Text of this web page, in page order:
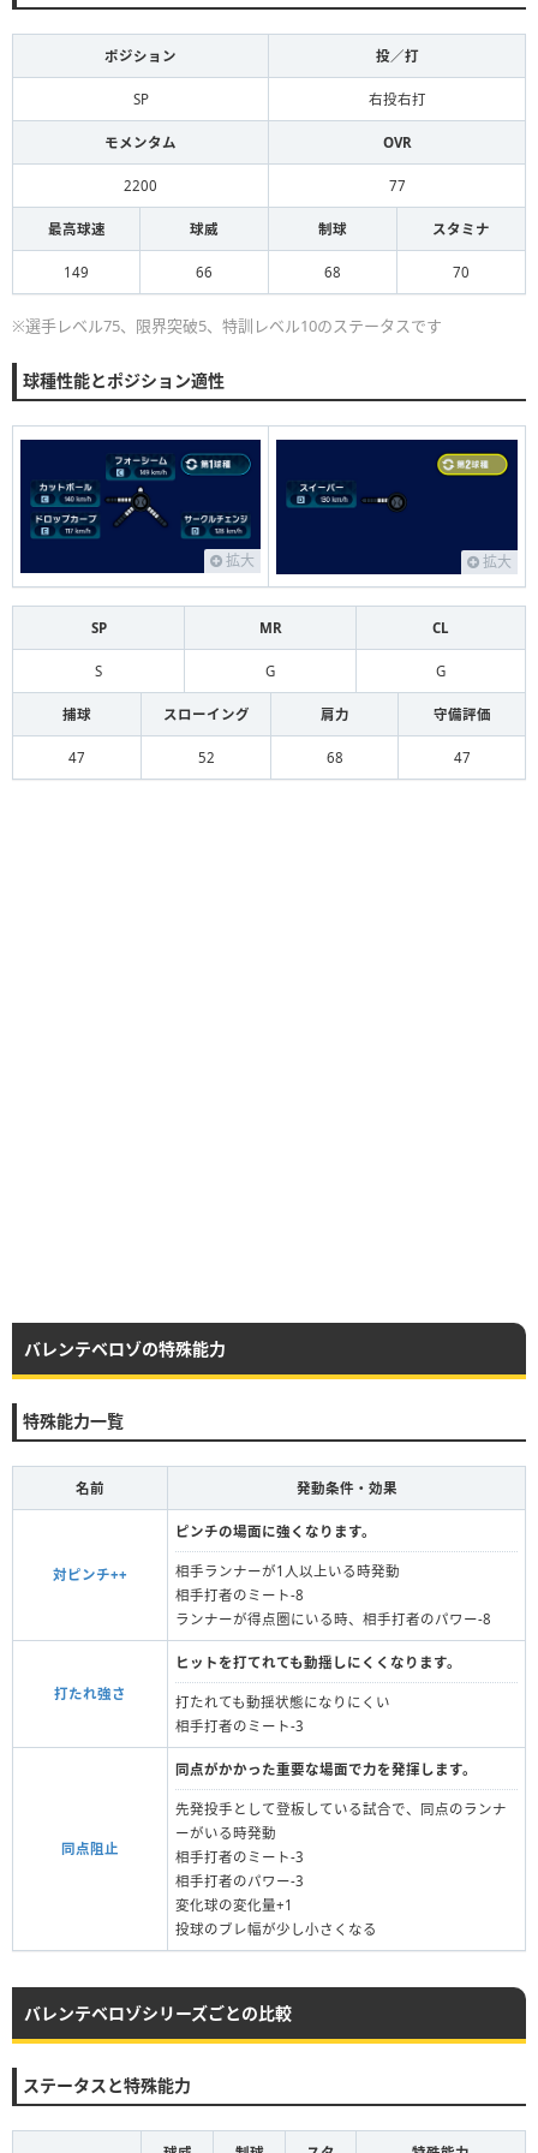
ポジション 投／打
SP 右投右打
モメンタム OVR
2200 77
最高球速 球威 制球 スタミナ
149 66 68 70
※選手レベル75、限界突破5、特訓レベル10のステータスです
球種性能とポジション適性
拡大 拡大
SP MR CL
S G G
捕球 スローイング 肩力 守備評価
47 52 68 47
バレンテベロゾの特殊能力
特殊能力一覧
名前 発動条件・効果
対ピンチ++
ピンチの場面に強くなります。
相手ランナーが1人以上いる時発動
相手打者のミート-8
ランナーが得点圏にいる時、相手打者のパワー-8
打たれ強さ
ヒットを打てれても動揺しにくくなります。
打たれても動揺状態になりにくい
相手打者のミート-3
同点阻止
同点がかかった重要な場面で力を発揮します。
先発投手として登板している試合で、同点のランナ
ーがいる時発動
相手打者のミート‐3
相手打者のパワー-3
変化球の変化量+1
投球のブレ幅が少し小さくなる
バレンテベロゾシリーズごとの比較
ステータスと特殊能力